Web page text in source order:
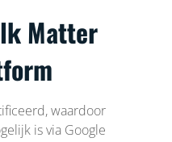
Matter
waardoor
is via Google